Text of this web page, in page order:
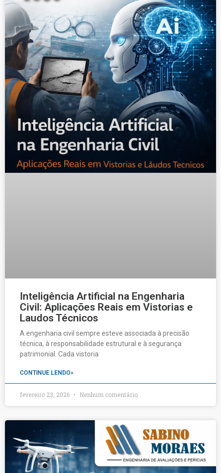
Inteligência Artificial na Engenharia
Civil: Aplicações Reais em Vistorias e
Laudos Técnicos
A engenharia civil sempre esteve associada à precisão
técnica, à responsabilidade estrutural e à segurança
patrimonial. Cada vistoria
CONTINUE LENDO»
fevereiro 23, 2026 Nenhum comentário